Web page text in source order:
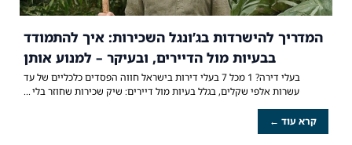
המדריך להישרדות בג’ונגל השכירות: איך להתמודד
בבעיות מול הדיירים, ובעיקר – למנוע אותן
בעלי דירה? 1 מכל 7 בעלי דירות בישראל חווה הפסדים כלכליים של עד
עשרות אלפי שקלים, בגלל בעיות מול דיירים: שיק שכירות שחוזר בלי
קרא עוד ←